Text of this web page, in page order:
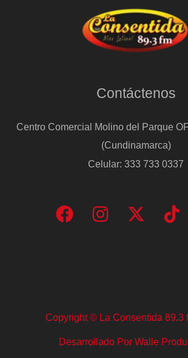
Contáctenos
Centro Comercial Molino del Parque
(Cundinamarca)
Celular: 333 733 0337
Copyright © La Consentida 89.3
Desarrollado Por Walle